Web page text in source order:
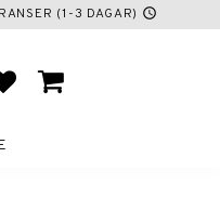
(1-3 DAGAR) schedule
FAVORITES
BASKET